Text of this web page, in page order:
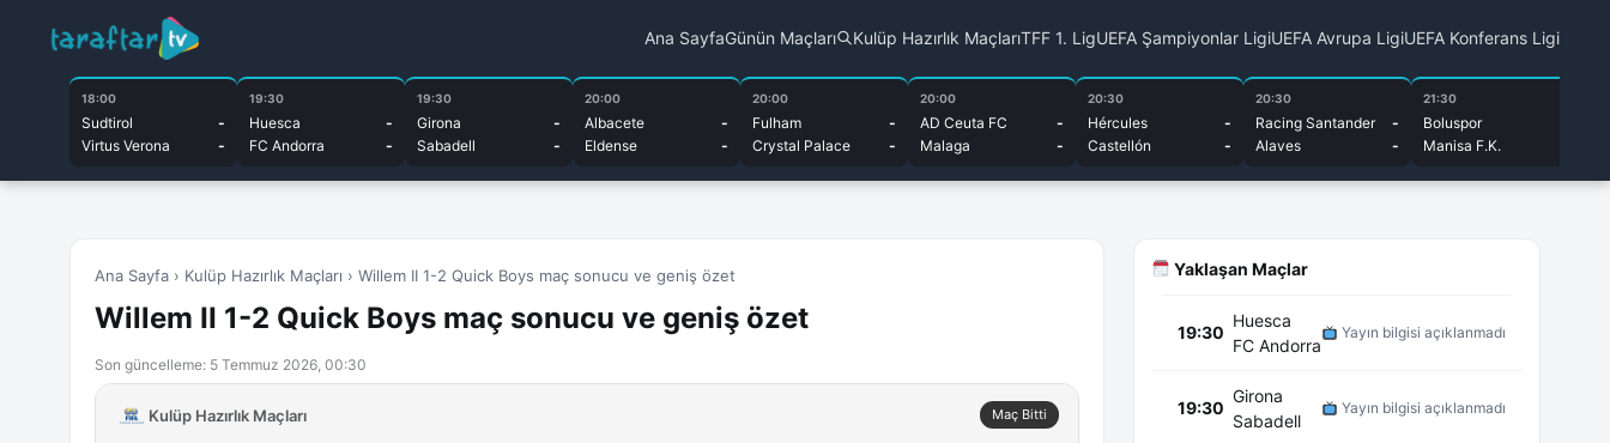
Ana SayfaGünün Maçları Kulüp Hazırlık MaçlarıTFF 1. LigUEFA Şampiyonlar LigiUEFA Avrupa LigiUEFA Konferans Ligi
18:00
Sudtirol
-
Virtus Verona
-
19:30
Huesca
-
FC Andorra
-
19:30
Girona
-
Sabadell
-
20:00
Albacete
-
Eldense
-
20:00
Fulham
-
Crystal Palace
-
20:00
AD Ceuta FC
-
Malaga
-
20:30
Hércules
-
Castellón
-
20:30
Racing Santander
-
Alaves
-
21:30
Boluspor
Manisa F.K.
Ana Sayfa › Kulüp Hazırlık Maçları › Willem II 1-2 Quick Boys maç sonucu ve geniş özet
Willem II 1-2 Quick Boys maç sonucu ve geniş özet
Son güncelleme: 5 Temmuz 2026, 00:30
Kulüp Hazırlık Maçları Maç Bitti
Yaklaşan Maçlar
19:30
Huesca
FC Andorra
Yayın bilgisi açıklanmadı
19:30
Girona
Sabadell
Yayın bilgisi açıklanmadı